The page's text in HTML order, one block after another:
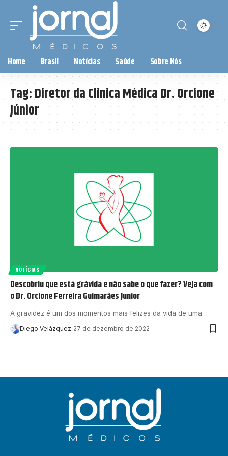
Home Brasil Notícias Saúde Sobre Nós
Tag:Diretor da Clinica Médica Dr. Orcione
Júnior
NOTÍCIAS
Descobriu que está grávida e não sabe o que fazer? Veja com
o Dr. Orcione Ferreira Guimarães Junior
A gravidez é um dos momentos mais felizes da vida de uma…
Diego Velázquez 27 de dezembro de 2022